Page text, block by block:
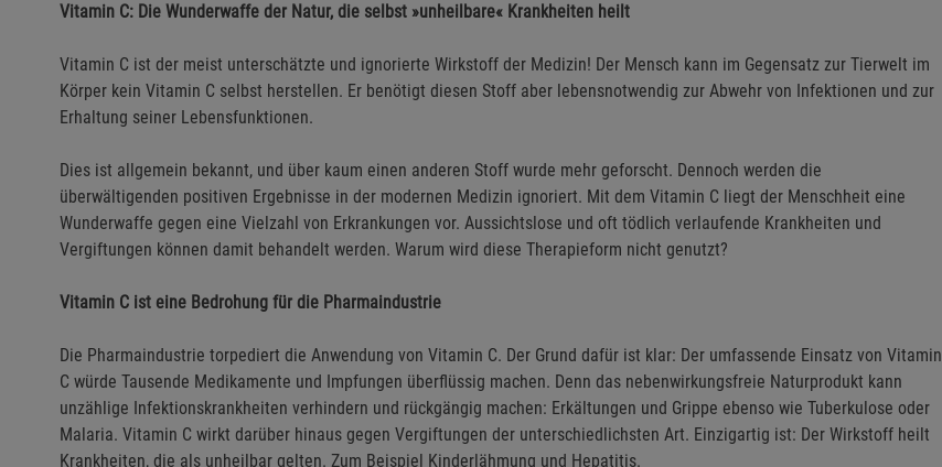
Vitamin C: Die Wunderwaffe der Natur, die selbst »unheilbare« Krankheiten heilt
Vitamin C ist der meist unterschätzte und ignorierte Wirkstoff der Medizin! Der Mensch kann im Gegensatz zur Tierwelt im
Körper kein Vitamin C selbst herstellen. Er benötigt diesen Stoff aber lebensnotwendig zur Abwehr von Infektionen und zur
Erhaltung seiner Lebensfunktionen.
Dies ist allgemein bekannt, und über kaum einen anderen Stoff wurde mehr geforscht. Dennoch werden die
überwältigenden positiven Ergebnisse in der modernen Medizin ignoriert. Mit dem Vitamin C liegt der Menschheit eine
Wunderwaffe gegen eine Vielzahl von Erkrankungen vor. Aussichtslose und oft tödlich verlaufende Krankheiten und
Vergiftungen können damit behandelt werden. Warum wird diese Therapieform nicht genutzt?
Vitamin C ist eine Bedrohung für die Pharmaindustrie
Die Pharmaindustrie torpediert die Anwendung von Vitamin C. Der Grund dafür ist klar: Der umfassende Einsatz von Vitamin
C würde Tausende Medikamente und Impfungen überflüssig machen. Denn das nebenwirkungsfreie Naturprodukt kann
unzählige Infektionskrankheiten verhindern und rückgängig machen: Erkältungen und Grippe ebenso wie Tuberkulose oder
Malaria. Vitamin C wirkt darüber hinaus gegen Vergiftungen der unterschiedlichsten Art. Einzigartig ist: Der Wirkstoff heilt
Krankheiten, die als unheilbar gelten. Zum Beispiel Kinderlähmung und Hepatitis.